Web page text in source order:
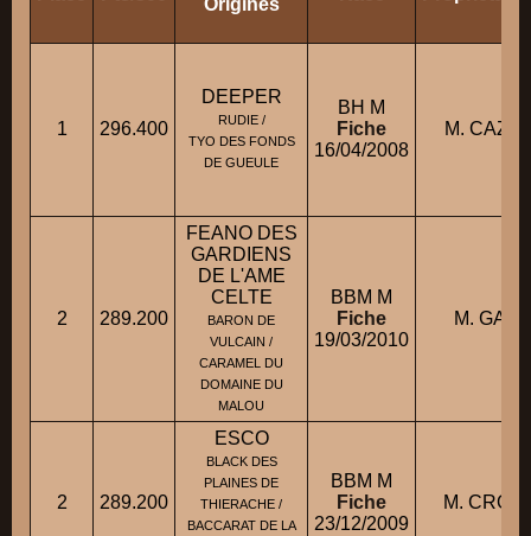
Origines
1 296.400
DEEPER
RUDIE /
TYO DES FONDS
DE GUEULE
BH M
Fiche
16/04/2008
M.
2 289.200
FEANO DES
GARDIENS
DE L'AME
CELTE
BARON DE
VULCAIN /
CARAMEL DU
DOMAINE DU
MALOU
BBM M
Fiche
19/03/2010
M.
2 289.200
ESCO
BLACK DES
PLAINES DE
THIERACHE /
BACCARAT DE LA
BBM M
Fiche
23/12/2009
M.